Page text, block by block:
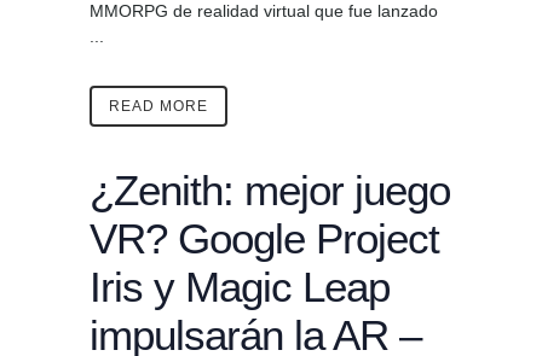
MMORPG de realidad virtual que fue lanzado
...
READ MORE
¿Zenith: mejor juego
VR? Google Project
Iris y Magic Leap
impulsarán la AR –